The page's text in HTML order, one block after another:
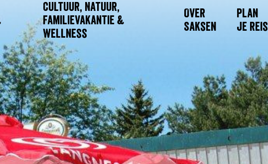
Cultuur, Natuur,
Familievakantie &
Wellness
Over
Saksen
Plan
je reis